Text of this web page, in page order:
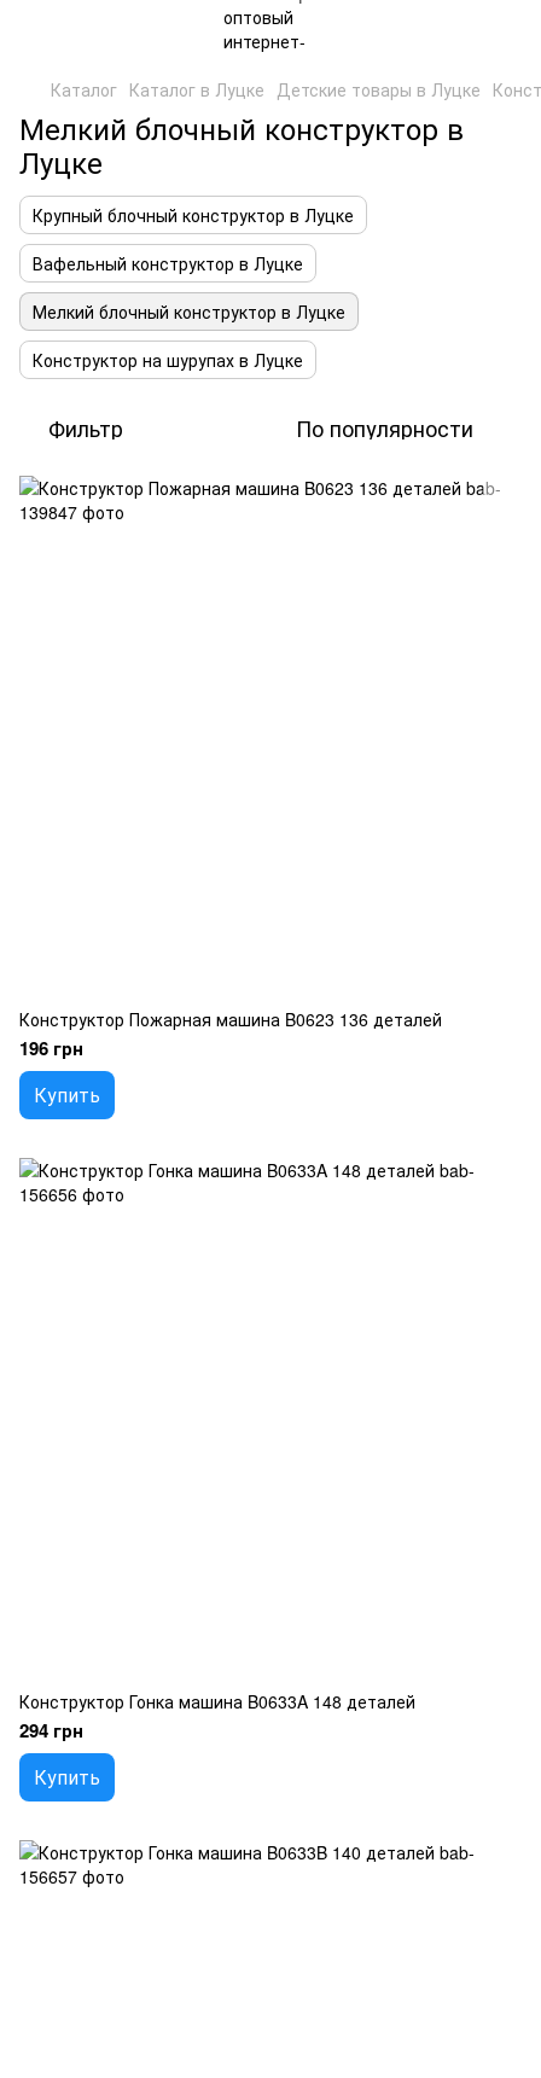
Каталог Каталог в Луцке Детские товары в Луцке
Мелкий блочный конструктор в
Луцке
Крупный блочный конструктор в Луцке
Вафельный конструктор в Луцке
Мелкий блочный конструктор в Луцке
Конструктор на шурупах в Луцке
Фильтр По популярности
Конструктор Пожарная машина B0623 136 деталей
196 грн
Купить
Конструктор Гонка машина B0633A 148 деталей
294 грн
Купить